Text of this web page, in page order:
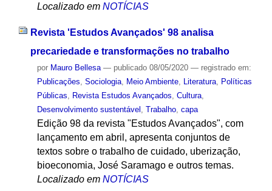
Localizado em NOTÍCIAS
Revista 'Estudos Avançados' 98 analisa
precariedade e transformações no trabalho
por Mauro Bellesa — publicado08/05/2020 — registrado em:
Publicações Sociologia, Meio Ambiente, Literatura, Políticas
Públicas
Revista Estudos Avançados Cultura,
Desenvolvimento sustentável Trabalho, capa
Edição 98 da revista "Estudos Avançados", com
lançamento em abril, apresenta conjuntos de
textos sobre o trabalho de cuidado, uberização,
bioeconomia, José Saramago e outros temas.
Localizado em NOTÍCIAS